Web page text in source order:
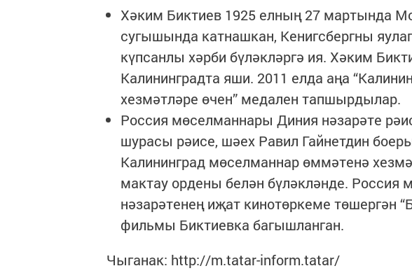
Хәким Биктиев 1925 елның 27 мартында
сугышында катнашкан, Кенигсбергны
күпсанлы хәрби бүләкләргә ия. Хәким
Калининградта яши. 2011 елда аңа
хезмәтләре өчен” медален тапшырдылар.
Россия мөселманнары Диния нәзарәте
шурасы рәисе, шәех Равил Гайнетдин
Калининград мөселманнар өммәтенә
мактау ордены белән бүләкләнде. Россия
нәзарәтенең иҗат кинотөркеме төшергән
фильмы Биктиевка багышланган.
Чыганак: http://m.tatar-inform.tatar/